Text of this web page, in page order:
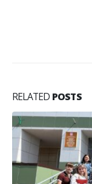
RELATED POSTS